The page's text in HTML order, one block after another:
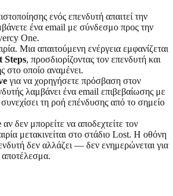
ενός επενδυτή απαιτεί την
ένα email με σύνδεσμο προς την
One.
Μια απαιτούμενη ενέργεια εμφανίζεται
Steps, προσδιορίζοντας τον επενδυτή και
στο οποίο αναμένει.
για να χορηγήσετε πρόσβαση στον
λαμβάνει ένα email επιβεβαίωσης με
τη ροή επένδυσης από το σημείο
αν δεν μπορείτε να αποδεχτείτε τον
μετακινείται στο στάδιο Lost. Η οθόνη
δεν αλλάζει — δεν ενημερώνεται για
αποτέλεσμα.